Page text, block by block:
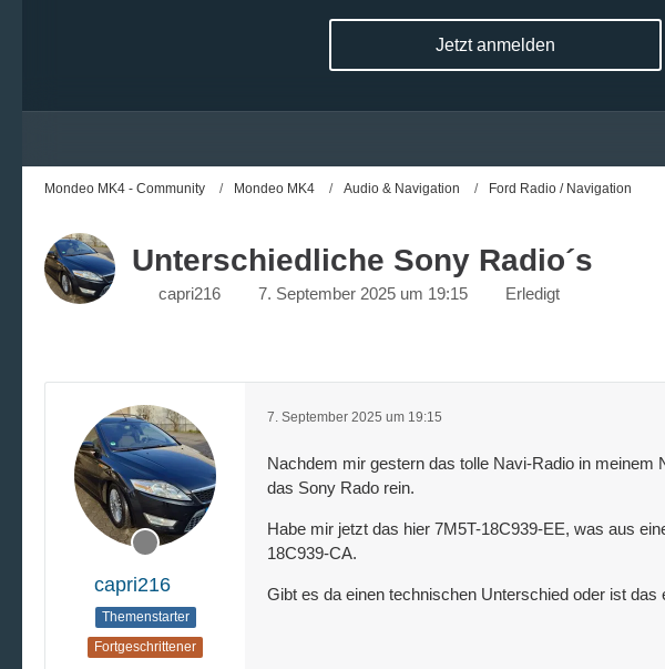
Jetzt anmelden
Mondeo MK4 - Community Mondeo MK4 Audio & Navigation Ford Radio / Navigation
Unterschiedliche Sony Radio´s
capri216 7. September 2025 um 19:15 Erledigt
capri216
Themenstarter
Fortgeschrittener
7. September 2025 um 19:15
Nachdem mir gestern das tolle Navi-Radio in
das Sony Rado rein.
Habe mir jetzt das hier 7M5T-18C939-EE, was aus
18C939-CA.
Gibt es da einen technischen Unterschied oder ist das